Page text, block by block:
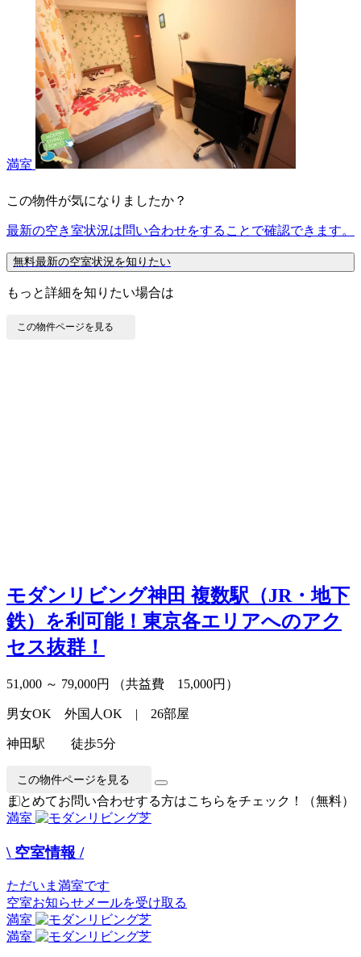
満室
この物件が気になりましたか？
最新の空き室状況は問い合わせをすることで確認できます。
無料最新の空室状況を知りたい
もっと詳細を知りたい場合は
この物件ページを見る
モダンリビング神田 複数駅（JR・地下
鉄）を利可能！東京各エリアへのアク
セス抜群！
51,000 ～ 79,000円 （共益費 15,000円）
男女OK 外国人OK | 26部屋
神田駅 徒歩5分
この物件ページを見る
まとめてお問い合わせする方はこちらをチェック！（無料）
満室
\ 空室情報 /
ただいま満室です
空室お知らせメールを受け取る
満室
満室